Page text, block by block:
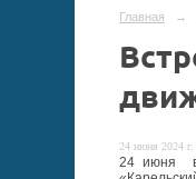
Главная →
24 июня 2024 г.
24 июня в